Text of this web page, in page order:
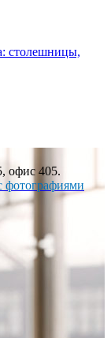
офис 405.
фотографиями